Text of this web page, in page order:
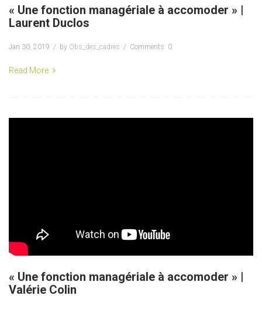
« Une fonction managériale à accomoder » |
Laurent Duclos
Jan 30, 2019 by Obs_des_cadres Comments: 0
Read More
« Une fonction managériale à accomoder » |
Valérie Colin